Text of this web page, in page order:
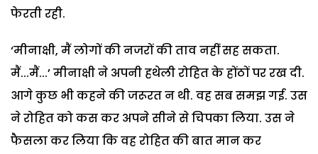
फेरती रही.
‘मीनाक्षी, मैं लोगों की नजरों की ताव नहीं सह सकता.
मैं...मैं...’ मीनाक्षी ने अपनी हथेली रोहित के होंठों पर रख दी.
आगे कुछ भी कहने की जरूरत न थी. वह सब समझ गई. उस
ने रोहित को कस कर अपने सीने से चिपका लिया. उस ने
फैसला कर लिया कि वह रोहित की बात मान कर